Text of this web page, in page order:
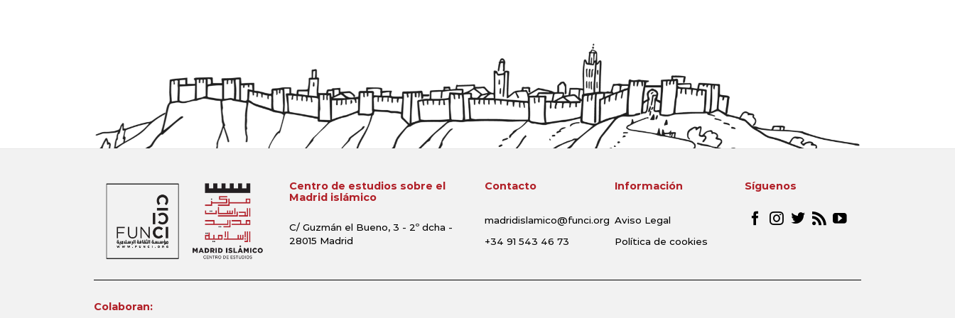
Centro de estudios sobre el
Madrid islámico
C/ Guzmán el Bueno, 3 - 2º dcha -
28015 Madrid
Contacto
madridislamico@funci.org
+34 91 543 46 73
Información
Aviso Legal
Política de cookies
Síguenos
Colaboran: